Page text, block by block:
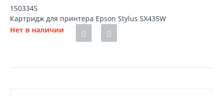
1503345
Картридж для принтера Epson Stylus SX435W
Нет в наличии